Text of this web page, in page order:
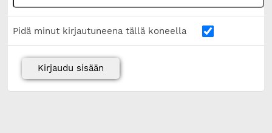
Pidä minut kirjautuneena tällä koneella